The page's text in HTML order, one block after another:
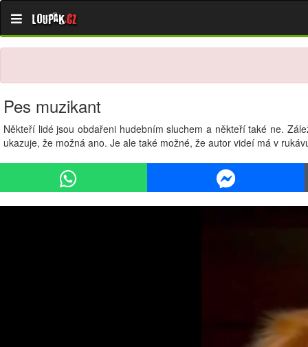
Loupak.cz
Pes muzikant
Někteří lidé jsou obdařeni hudebním sluchem a někteří také ne.
ukazuje, že možná ano. Je ale také možné, že autor videí má v